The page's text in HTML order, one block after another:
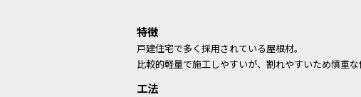
特徴
戸建住宅で多く採用されている屋根材。
比較的軽量で施工しやすいが、割れやすいため慎重な
工法